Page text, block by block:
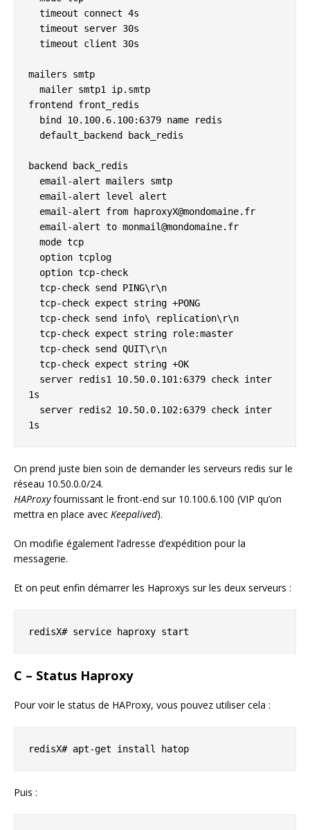
timeout connect 4s
timeout server 30s
timeout client 30s
mailers smtp
frontend front_redis
bind 10.100.6.100:6379 name redis
default_backend back_redis
backend back_redis
mode tcp
option tcplog
option tcp-check
tcp-check send PING\r\n
tcp-check expect string +PONG
tcp-check send info\ replication\r\n
tcp-check expect string role:master
tcp-check send QUIT\r\n
tcp-check expect string +OK
server redis1 10.50.0.101:6379 check inter
1s
server redis2 10.50.0.102:6379 check inter
1s
On prend juste bien soin de demander les serveurs redis sur le
réseau 10.50.0.0/24.
HAProxyfournissant le front-end sur 10.100.6.100 (VIP qu’on
mettra en place avec Keepalived).
On modifie également l’adresse d’expédition pour la
messagerie.
Et on peut enfin démarrer les Haproxys sur les deux serveurs :
redisX# service haproxy start
C – Status Haproxy
Pour voir le status de HAProxy, vous pouvez utiliser cela :
redisX# apt-get install hatop
Puis :